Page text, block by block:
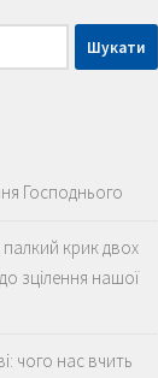
Господнього
крик двох
зцілення нашої
чого нас вчить